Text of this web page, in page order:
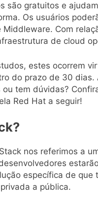
são gratuitos e
Os usuários
Middleware. Com
de cloud
estes ocorrem
do prazo de 30
tem dúvidas?
Red Hat a seguir!
nos referimos a
específica de
a pública.